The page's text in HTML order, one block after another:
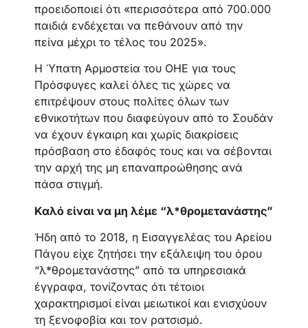
προειδοποιεί ότι «περισσότερα από 700.000
παιδιά ενδέχεται να πεθάνουν από την
πείνα μέχρι το τέλος του 2025».
Η Ύπατη Αρμοστεία του ΟΗΕ για τους
Πρόσφυγες καλεί όλες τις χώρες να
επιτρέψουν στους πολίτες όλων των
εθνικοτήτων που διαφεύγουν από το Σουδάν
να έχουν έγκαιρη και χωρίς διακρίσεις
πρόσβαση στο έδαφός τους και να σέβονται
την αρχή της μη επαναπροώθησης ανά
πάσα στιγμή.
Καλό είναι να μη λέμε “λ*θρομετανάστης”
Ήδη από το 2018, η Εισαγγελέας του Αρείου
Πάγου είχε ζητήσει την εξάλειψη του όρου
“λ*θρομετανάστης” από τα υπηρεσιακά
έγγραφα, τονίζοντας ότι τέτοιοι
χαρακτηρισμοί είναι μειωτικοί και ενισχύουν
τη ξενοφοβία και τον ρατσισμό.